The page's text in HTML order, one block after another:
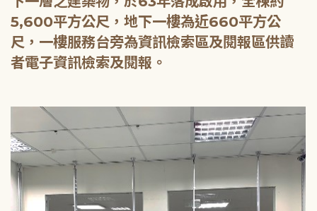
5,600平方公尺，地下一樓為近660平方公
尺，一樓服務台旁為資訊檢索區及閱報區供讀
者電子資訊檢索及閱報。